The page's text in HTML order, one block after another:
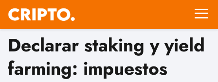
Declarar staking y yield
farming: impuestos